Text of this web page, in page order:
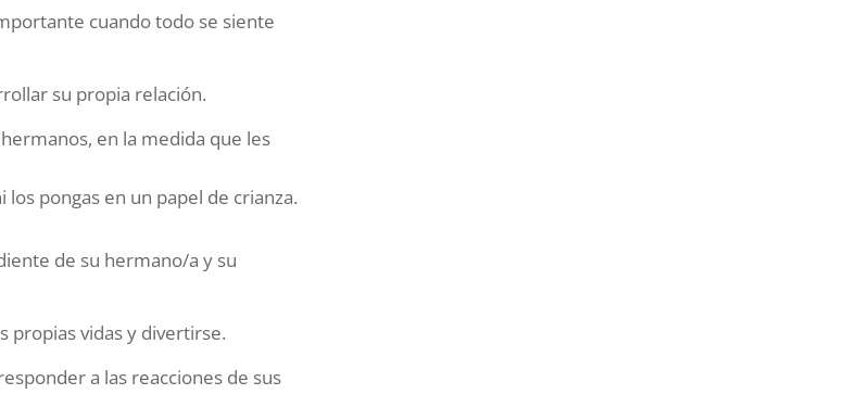
cuando todo se siente
su propia relación.
en la medida que les
pongas en un papel de crianza.
de su hermano/a y su
propias vidas y divertirse.
a las reacciones de sus